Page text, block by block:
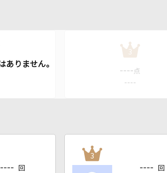
3
---- 点
----
---- 回
3
---- 回